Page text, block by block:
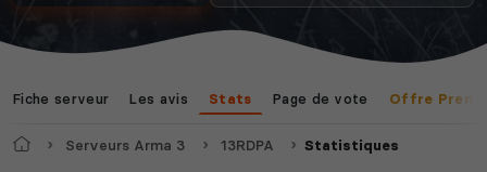
Fiche serveur Les avis Stats Page de vote Offre
AccueilServeurs Arma 3 13RDPA Statistiques